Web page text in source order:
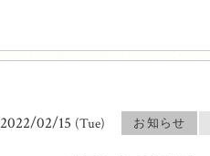
2022/02/15 (Tue) お知らせ